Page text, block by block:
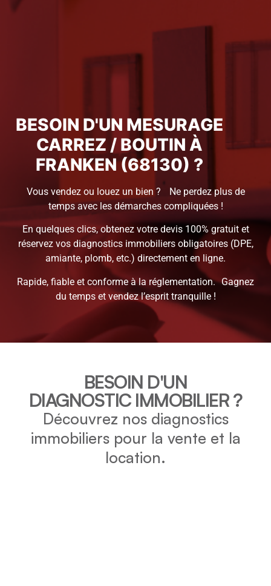
BESOIN D'UN MESURAGE
CARREZ / BOUTIN À
FRANKEN (68130) ?
Vous vendez ou louez un bien ? Ne perdez plus de
temps avec les démarches compliquées !
En quelques clics, obtenez votre devis 100% gratuit et
réservez vos diagnostics immobiliers obligatoires (DPE,
amiante, plomb, etc.) directement en ligne.
Rapide, fiable et conforme à la réglementation. Gagnez
du temps et vendez l’esprit tranquille !
BESOIN D'UN
DIAGNOSTIC IMMOBILIER ?
Découvrez nos diagnostics
immobiliers pour la vente et la
location.